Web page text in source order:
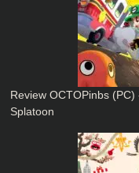
Review OCTOPinbs
Splatoon